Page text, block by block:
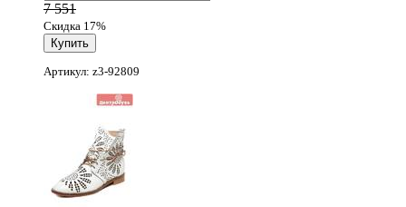
7 551
Скидка 17%
Артикул: z3-92809